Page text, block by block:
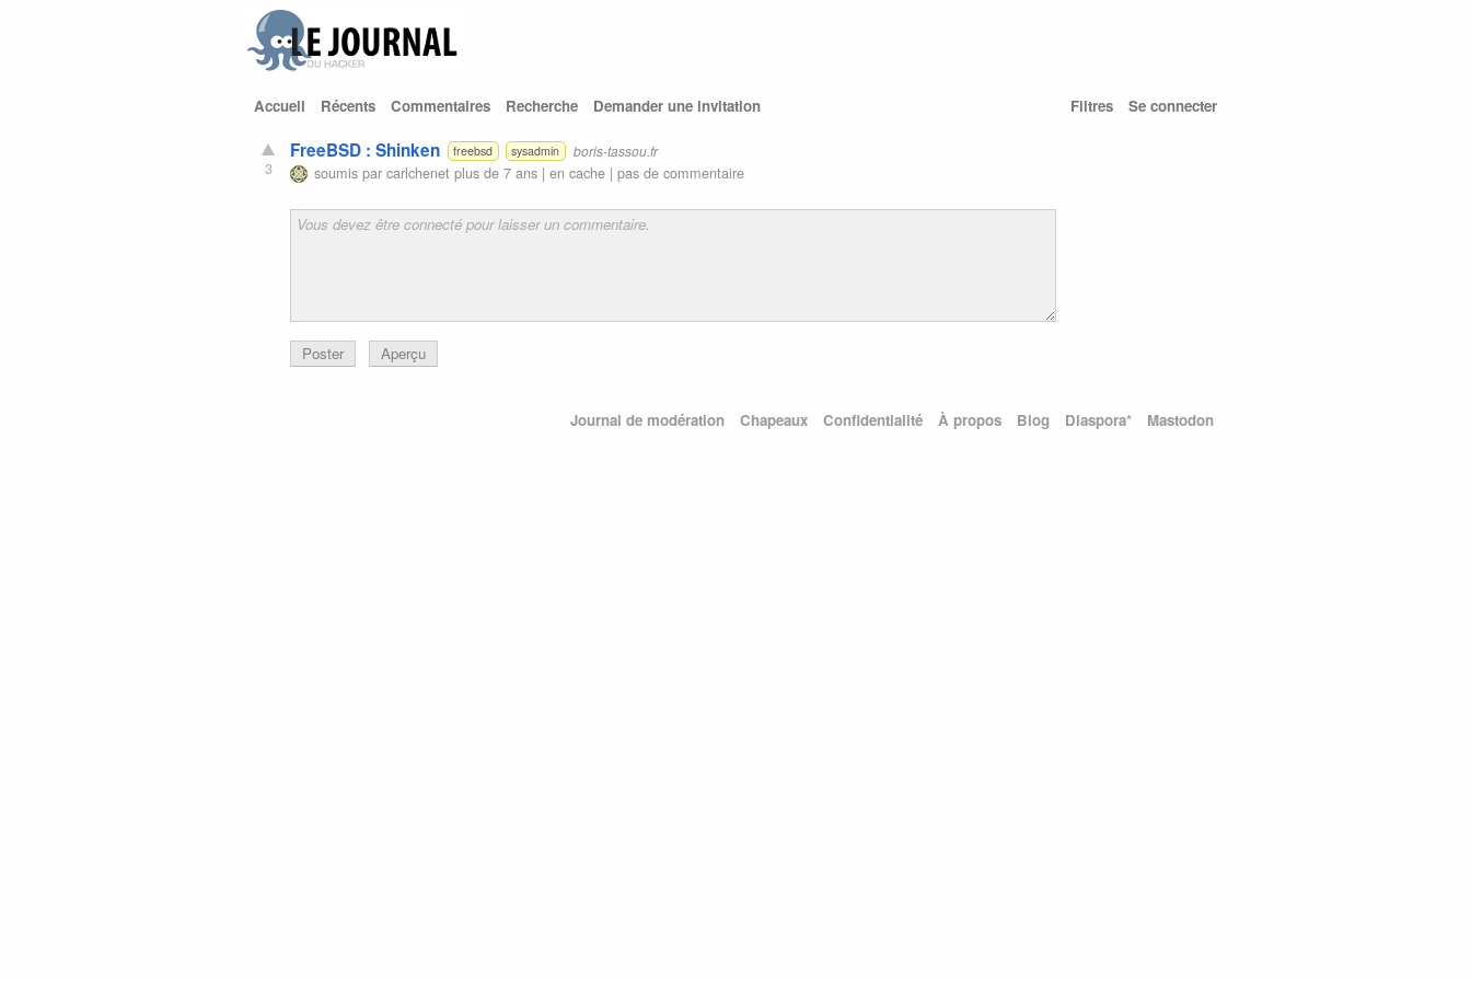
Accueil Récents Commentaires Recherche Demander une invitation Filtres Se connecter
3
FreeBSD : Shinken freebsd sysadmin boris-tassou.fr
soumis parcarlchenet plus de 7 ans |en cache |pas de commentaire
Poster Aperçu
Journal de modération Chapeaux Confidentialité À propos Blog Diaspora* Mastodon